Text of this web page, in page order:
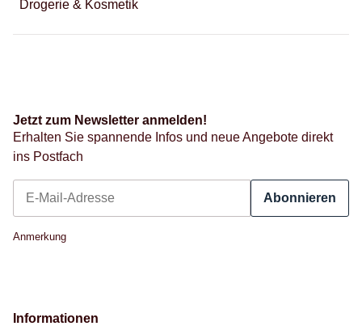
Drogerie & Kosmetik
Jetzt zum Newsletter anmelden!
Erhalten Sie spannende Infos und neue Angebote direkt
ins Postfach
Abonnieren
Anmerkung
Informationen